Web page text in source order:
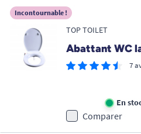
Incontournable !
TOP TOILET
Abattant WC
7
En
Comparer